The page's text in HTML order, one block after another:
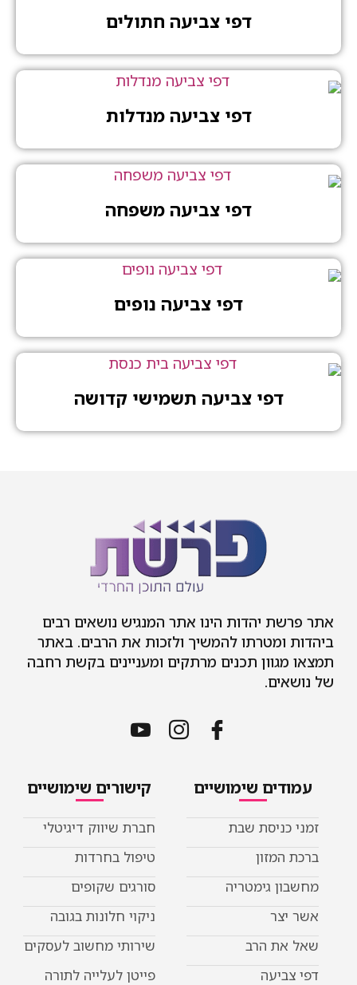
דפי צביעה חתולים
דפי צביעה מנדלות
דפי צביעה משפחה
דפי צביעה נופים
דפי צביעה תשמישי קדושה
אתר פרשת יהדות הינו אתר המנגיש נושאים רבים
ביהדות ומטרתו להמשיך ולזכות את הרבים. באתר
תמצאו מגוון תכנים מרתקים ומעניינים בקשת רחבה
של נושאים.
עמודים שימושיים
זמני כניסת שבת
ברכת המזון
מחשבון גימטריה
אשר יצר
שאל את הרב
דפי צביעה
קישורים שימושיים
חברת שיווק דיגיטלי
טיפול בחרדות
סורגים שקופים
ניקוי חלונות בגובה
שירותי מחשוב לעסקים
פייטן לעלייה לתורה